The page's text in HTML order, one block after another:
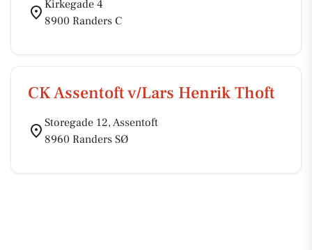
Kirkegade 4
8900 Randers C
CK Assentoft v/Lars Henrik Thoft
Storegade 12, Assentoft
8960 Randers SØ